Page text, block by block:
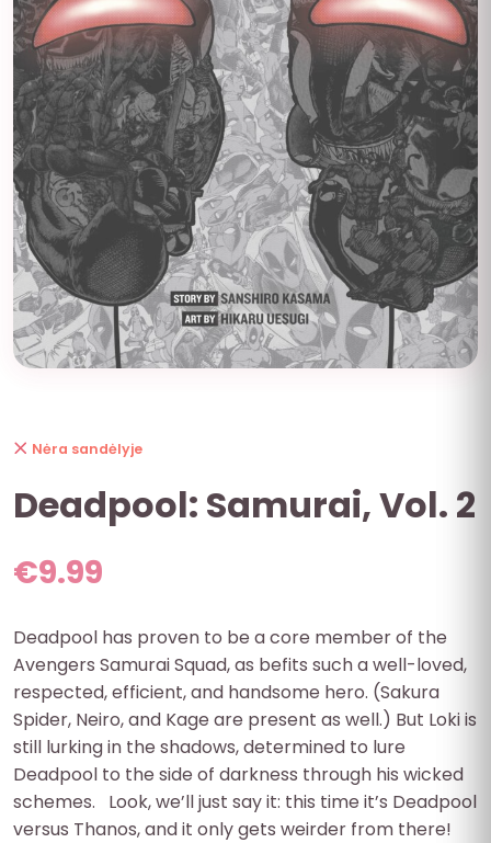
Nėra sandėlyje
Deadpool: Samurai, Vol. 2
€9.99
Deadpool has proven to be a core member of the
Avengers Samurai Squad, as befits such a well-loved,
respected, efficient, and handsome hero. (Sakura
Spider, Neiro, and Kage are present as well.) But Loki is
still lurking in the shadows, determined to lure
Deadpool to the side of darkness through his wicked
schemes. Look, we’ll just say it: this time it’s Deadpool
versus Thanos, and it only gets weirder from there!